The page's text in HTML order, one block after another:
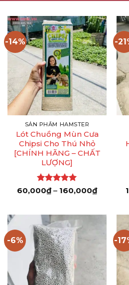
-14%
SẢN PHẨM HAMSTER
Lót Chuồng Mùn Cưa
Chipsi Cho Thú Nhỏ
[CHÍNH HÃNG – CHẤT
LƯỢNG]
Được xếp
60,000₫ – 160,000₫Khoảng
giá:
60,000₫
160,000₫
-
-6%
-